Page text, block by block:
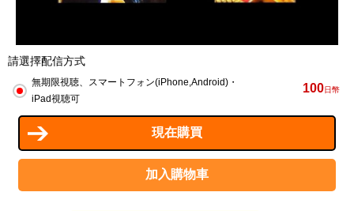
請選擇配信方式
無期限視聴、スマートフォン(iPhone,Android)・
iPad視聴可
100日幣